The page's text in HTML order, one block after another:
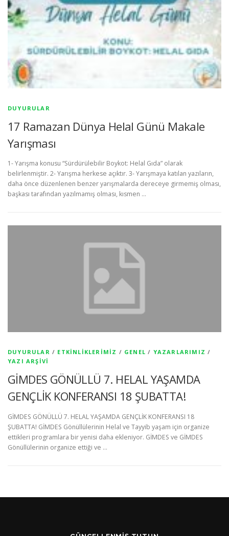
DUYURULAR
17 Ramazan Dünya Helal Günü Makale
Yarışması
1- Yarışma konusu “Sürdürülebilir Boykot: Helal Gıda” olarak
belirlenmiştir. 2- Yarışma herkese açıktır. 3- Yarışmaya katılan yazıların,
daha önce düzenlenen benzer yarışmalarda dereceye girmemiş olması,
başkası tarafından yazılmamış olması, kısmen …
DUYURULAR / ETKINLIKLERIMIZ / GENEL / YAZARLARIMIZ /
YAZI ARŞIVI
GİMDES GÖNÜLLÜ 7. HELAL YAŞAMDA
GENÇLİK KONFERANSI 18 ŞUBATTA!
GİMDES GÖNÜLLÜ 7. HELAL YAŞAMDA GENÇLİK KONFERANSI 18
ŞUBATTA! GİMDES Gönüllülerinin Helal ve Tayyib yaşam için organize
ettikleri programlara bir yenisi daha ekleniyor. GİMDES ve GİMDES
Gönüllülerinin organize ettiği ve …